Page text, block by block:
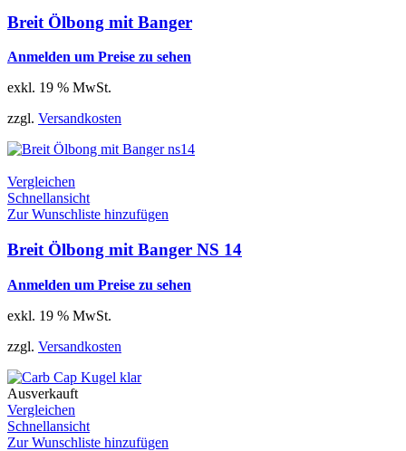
Breit Ölbong mit Banger
Anmelden um Preise zu sehen
exkl. 19 % MwSt.
zzgl. Versandkosten
Vergleichen
Schnellansicht
Zur Wunschliste hinzufügen
Breit Ölbong mit Banger NS 14
Anmelden um Preise zu sehen
exkl. 19 % MwSt.
zzgl. Versandkosten
Ausverkauft
Vergleichen
Schnellansicht
Zur Wunschliste hinzufügen